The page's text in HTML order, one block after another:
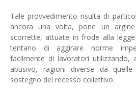
Tale provvedimento risulta di
ancora una volta, pone un
scorrette, attuate in frode alla
tentano di aggirare norme
facilmente di lavoratori
abusivo, ragioni diverse da
sostegno del recesso collettivo.